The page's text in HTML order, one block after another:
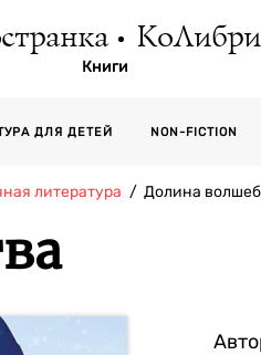
КоЛибри
Книги
ДЛЯ ДЕТЕЙ NON-FICTION
литература Долина